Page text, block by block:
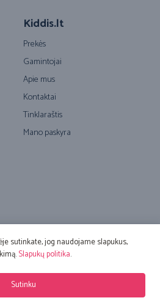
Kiddis.lt
Prekės
Gamintojai
Apie mus
Kontaktai
Tinklaraštis
Mano paskyra
Vilnius (Biuro adresas)
teisės saugomos. Sprendimas:
sutinkate, jog naudojame slapukus,
Slapukų politika.
Sutinku